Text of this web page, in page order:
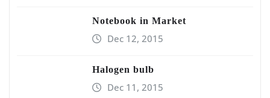
Notebook in Market
Dec 12, 2015
Halogen bulb
Dec 11, 2015